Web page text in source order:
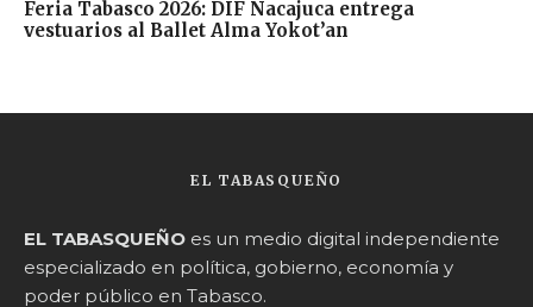
Feria Tabasco 2026: DIF Nacajuca entrega
vestuarios al Ballet Alma Yokot’an
EL TABASQUEÑO
EL TABASQUEÑO es un medio digital independiente
especializado en política, gobierno, economía y
poder público en Tabasco.